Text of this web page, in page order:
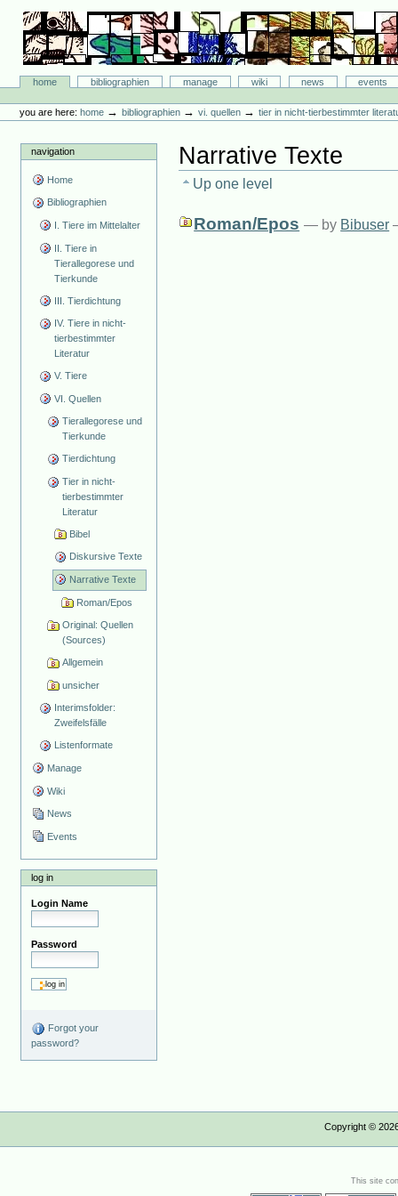
content.
navigation
Bibliographie-Portal
Sectionshome bibliographien manage wiki news
events
tools
you are here: home →bibliographien →vi. quellen →tier in nicht-tierbestimmter
navigation
Home
Bibliographien
I. Tiere im Mittelalter
II. Tiere in
Tierallegorese und
Tierkunde
III. Tierdichtung
IV. Tiere in nicht-
tierbestimmter
Literatur
V. Tiere
VI. Quellen
Tierallegorese und
Tierkunde
Tierdichtung
Tier in nicht-
tierbestimmter
Literatur
Bibel
Diskursive Texte
Narrative Texte
Roman/Epos
Original: Quellen
(Sources)
Allgemein
unsicher
Interimsfolder:
Zweifelsfälle
Listenformate
Manage
Wiki
News
Events
log in
Login Name
Password
Forgot your
password?
Narrative Texte
Up one level
Roman/Epos — by Bibuser
Copyright ©
This site